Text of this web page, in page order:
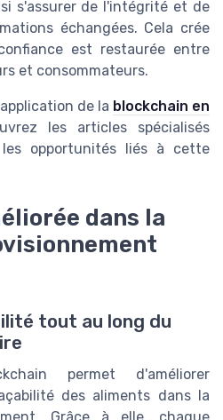
s'assurer de l'intégrité et de
échangées. Cela crée
est restaurée entre
et consommateurs.
de la blockchain en
les articles spécialisés
opportunités liés à cette
dans la
tout au long du
permet d'améliorer
des aliments dans la
Grâce à elle, chaque